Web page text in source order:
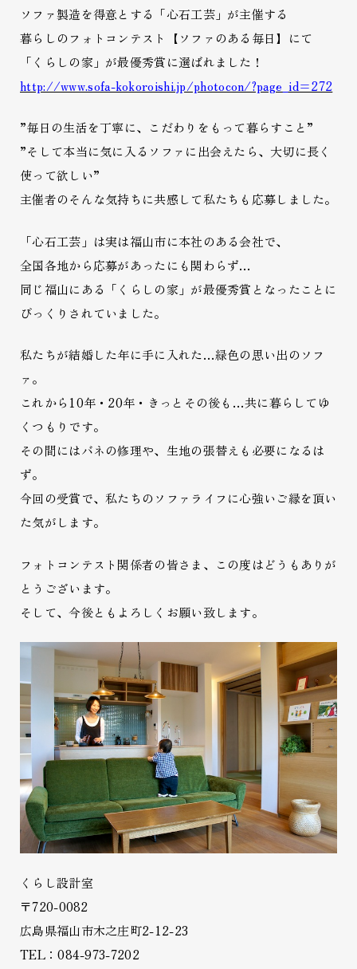
ソファ製造を得意とする「心石工芸」が主催する
暮らしのフォトコンテスト【ソファのある毎日】にて
「くらしの家」が最優秀賞に選ばれました！
http://www.sofa-kokoroishi.jp/photocon/?page_id=272
”毎日の生活を丁寧に、こだわりをもって暮らすこと”
”そして本当に気に入るソファに出会えたら、大切に長く
使って欲しい”
主催者のそんな気持ちに共感して私たちも応募しました。
「心石工芸」は実は福山市に本社のある会社で、
全国各地から応募があったにも関わらず…
同じ福山にある「くらしの家」が最優秀賞となったことに
びっくりされていました。
私たちが結婚した年に手に入れた…緑色の思い出のソフ
ァ。
これから10年・20年・きっとその後も…共に暮らしてゆ
くつもりです。
その間にはバネの修理や、生地の張替えも必要になるは
ず。
今回の受賞で、私たちのソファライフに心強いご縁を頂い
た気がします。
フォトコンテスト関係者の皆さま、この度はどうもありが
とうございます。
そして、今後ともよろしくお願い致します。
くらし設計室
〒720-0082
広島県福山市木之庄町2-12-23
TEL：084-973-7202